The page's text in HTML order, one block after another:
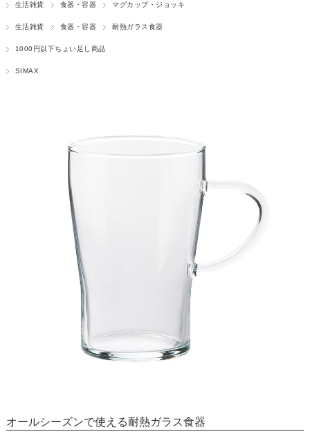
生活雑貨
食器・容器 マグカップ・ジョッキ
生活雑貨 食器・容器 耐熱ガラス食器
1000円以下ちょい足し商品
SIMAX
オールシーズンで使える耐熱ガラス食器